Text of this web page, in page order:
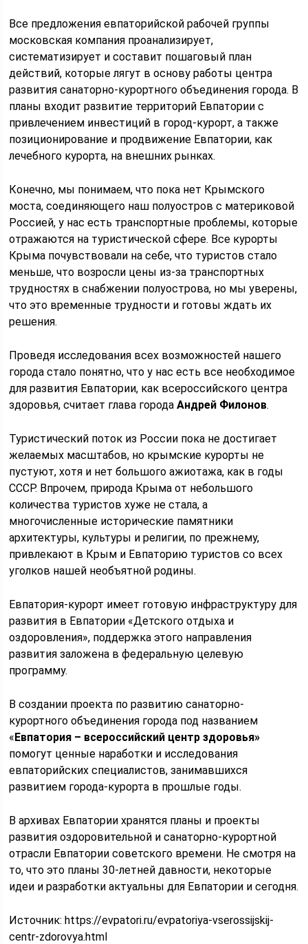
Все предложения евпаторийской рабочей группы
московская компания проанализирует,
систематизирует и составит пошаговый план
действий, которые лягут в основу работы центра
развития санаторно-курортного объединения города. В
планы входит развитие территорий Евпатории с
привлечением инвестиций в город-курорт, а также
позиционирование и продвижение Евпатории, как
лечебного курорта, на внешних рынках.
Конечно, мы понимаем, что пока нет Крымского
моста, соединяющего наш полуостров с материковой
Россией, у нас есть транспортные проблемы, которые
отражаются на туристической сфере. Все курорты
Крыма почувствовали на себе, что туристов стало
меньше, что возросли цены из-за транспортных
трудностях в снабжении полуострова, но мы уверены,
что это временные трудности и готовы ждать их
решения.
Проведя исследования всех возможностей нашего
города стало понятно, что у нас есть все необходимое
для развития Евпатории, как всероссийского центра
здоровья, считает глава городаАндрей Филонов.
Туристический поток из России пока не достигает
желаемых масштабов, но крымские курорты не
пустуют, хотя и нет большого ажиотажа, как в годы
СССР. Впрочем, природа Крыма от небольшого
количества туристов хуже не стала, а
многочисленные исторические памятники
архитектуры, культуры и религии, по прежнему,
привлекают в Крым и Евпаторию туристов со всех
уголков нашей необъятной родины.
Евпатория-курорт имеет готовую инфраструктуру для
развития в Евпатории «Детского отдыха и
оздоровления», поддержка этого направления
развития заложена в федеральную целевую
программу.
В создании проекта по развитию санаторно-
курортного объединения города под названием
«Евпатория – всероссийский центр здоровья»
помогут ценные наработки и исследования
евпаторийских специалистов, занимавшихся
развитием города-курорта в прошлые годы.
В архивах Евпатории хранятся планы и проекты
развития оздоровительной и санаторно-курортной
отрасли Евпатории советского времени. Не смотря на
то, что это планы 30-летней давности, некоторые
идеи и разработки актуальны для Евпатории и сегодня.
Источник:https://evpatori.ru/evpatoriya-vserossijskij-
centr-zdorovya.html